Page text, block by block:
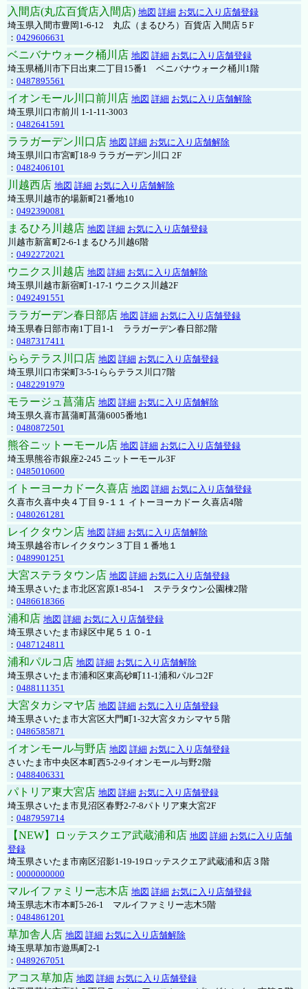
入間店(丸広百貨店入間店) 地図 詳細 お気に入り店舗登録
埼玉県入間市豊岡1-6-12 丸広（まるひろ）百貨店 入間店５F
： 0429606631
ベニバナウォーク桶川店 地図 詳細 お気に入り店舗登録
埼玉県桶川市下日出東二丁目15番1 ベニバナウォーク桶川1階
： 0487895561
イオンモール川口前川店 地図 詳細 お気に入り店舗解除
埼玉県川口市前川 1-1-11-3003
： 0482641591
ララガーデン川口店 地図 詳細 お気に入り店舗解除
埼玉県川口市宮町18-9 ララガーデン川口 2F
： 0482406101
川越西店 地図 詳細 お気に入り店舗解除
埼玉県川越市的場新町21番地10
： 0492390081
まるひろ川越店 地図 詳細 お気に入り店舗登録
川越市新富町2-6-1まるひろ川越6階
： 0492272021
ウニクス川越店 地図 詳細 お気に入り店舗解除
埼玉県川越市新宿町1-17-1 ウニクス川越2F
： 0492491551
ララガーデン春日部店 地図 詳細 お気に入り店舗登録
埼玉県春日部市南1丁目1-1 ララガーデン春日部2階
： 0487317411
ららテラス川口店 地図 詳細 お気に入り店舗登録
埼玉県川口市栄町3-5-1ららテラス川口7階
： 0482291979
モラージュ菖蒲店 地図 詳細 お気に入り店舗解除
埼玉県久喜市菖蒲町菖蒲6005番地1
： 0480872501
熊谷ニットーモール店 地図 詳細 お気に入り店舗登録
埼玉県熊谷市銀座2-245 ニットーモール3F
： 0485010600
イトーヨーカドー久喜店 地図 詳細 お気に入り店舗登録
久喜市久喜中央４丁目９-１１ イトーヨーカドー 久喜店4階
： 0480261281
レイクタウン店 地図 詳細 お気に入り店舗解除
埼玉県越谷市レイクタウン３丁目１番地１
： 0489901251
大宮ステラタウン店 地図 詳細 お気に入り店舗登録
埼玉県さいたま市北区宮原1-854-1 ステラタウン公園棟2階
： 0486618366
浦和店 地図 詳細 お気に入り店舗登録
埼玉県さいたま市緑区中尾５１０-１
： 0487124811
浦和パルコ店 地図 詳細 お気に入り店舗解除
埼玉県さいたま市浦和区東高砂町11-1浦和パルコ2F
： 0488111351
大宮タカシマヤ店 地図 詳細 お気に入り店舗登録
埼玉県さいたま市大宮区大門町1-32大宮タカシマヤ５階
： 0486585871
イオンモール与野店 地図 詳細 お気に入り店舗登録
さいたま市中央区本町西5-2-9イオンモール与野2階
： 0488406331
パトリア東大宮店 地図 詳細 お気に入り店舗登録
埼玉県さいたま市見沼区春野2-7-8パトリア東大宮2F
： 0487959714
【NEW】ロッテスクエア武蔵浦和店 地図 詳細 お気に入り店舗
登録
埼玉県さいたま市南区沼影1-19-19ロッテスクエア武蔵浦和店３階
： 0000000000
マルイファミリー志木店 地図 詳細 お気に入り店舗登録
埼玉県志木市本町5-26-1 マルイファミリー志木5階
： 0484861201
草加舎人店 地図 詳細 お気に入り店舗解除
埼玉県草加市遊馬町2-1
： 0489267051
アコス草加店 地図 詳細 お気に入り店舗登録